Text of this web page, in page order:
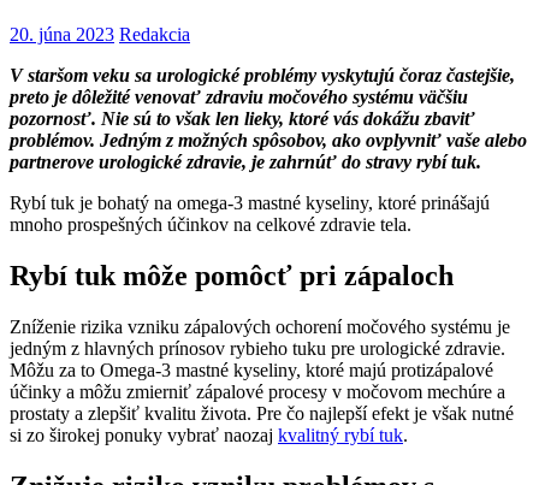
20. júna 2023 Redakcia
V staršom veku sa urologické problémy vyskytujú čoraz častejšie,
preto je dôležité venovať zdraviu močového systému väčšiu
pozornosť. Nie sú to však len lieky, ktoré vás dokážu zbaviť
problémov. Jedným z možných spôsobov, ako ovplyvniť vaše alebo
partnerove urologické zdravie, je zahrnúť do stravy rybí tuk.
Rybí tuk je bohatý na omega-3 mastné kyseliny, ktoré prinášajú
mnoho prospešných účinkov na celkové zdravie tela.
Rybí tuk môže pomôcť pri zápaloch
Zníženie rizika vzniku zápalových ochorení močového systému je
jedným z hlavných prínosov rybieho tuku pre urologické zdravie.
Môžu za to Omega-3 mastné kyseliny, ktoré majú protizápalové
účinky a môžu zmierniť zápalové procesy v močovom mechúre a
prostaty a zlepšiť kvalitu života. Pre čo najlepší efekt je však nutné
si zo širokej ponuky vybrať naozaj kvalitný rybí tuk.